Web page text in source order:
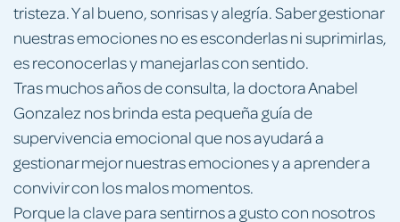
tristeza. Y al bueno, sonrisas y alegría. Saber gestionar
nuestras emociones no es esconderlas ni suprimirlas,
es reconocerlas y manejarlas con sentido.
Tras muchos años de consulta, la doctora Anabel
Gonzalez nos brinda esta pequeña guía de
supervivencia emocional que nos ayudará a
gestionar mejor nuestras emociones y a aprender a
convivir con los malos momentos.
Porque la clave para sentirnos a gusto con nosotros